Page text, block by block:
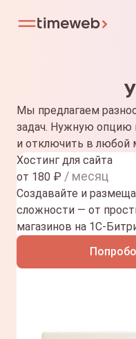
Мы предлагаем
задач. Нужную
и отключить в любой
Хостинг для сайта
от 180 ₽ / месяц
Создавайте и
сложности — от
магазинов на 1С-